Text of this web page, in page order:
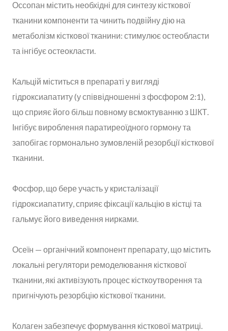
Оссопан містить необхідні для синтезу кісткової
тканини компоненти та чинить подвійну дію на
метаболізм кісткової тканини: стимулює остеобласти
та інгібує остеокласти.
Кальцій міститься в препараті у вигляді
гідроксиапатиту (у співвідношенні з фосфором 2:1),
що сприяє його більш повному всмоктуванню з ШКТ.
Інгібує вироблення паратиреоїдного гормону та
запобігає гормонально зумовленій резорбції кісткової
тканини.
Фосфор, що бере участь у кристалізації
гідроксиапатиту, сприяє фіксації кальцію в кістці та
гальмує його виведення нирками.
Осеїн — органічний компонент препарату, що містить
локальні регулятори ремоделювання кісткової
тканини, які активізують процес кісткоутворення та
пригнічують резорбцію кісткової тканини.
Колаген забезпечує формування кісткової матриці.